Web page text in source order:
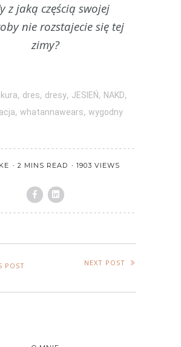
z jaką częścią swojej
nie rozstajecie się tej
zimy?
, dres, dresy, JESIEŃ, NAKD,
, whatannawears, wygodny
2 MINS READ 1903 VIEWS
POST NEXT POST